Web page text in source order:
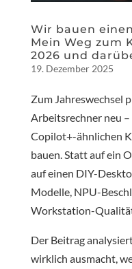
Wir bauen
Mein Weg zum
2026 und
19. Dezember 2025
Zum Jahreswechsel
Arbeitsrechner neu
Copilot+-ähnlichen
bauen. Statt auf ein
auf einen DIY-
Modelle, NPU-
Workstation-
Der Beitrag
wirklich ausmacht,